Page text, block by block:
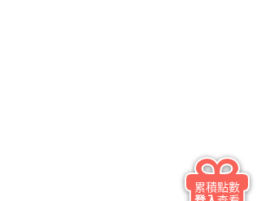
累積點數